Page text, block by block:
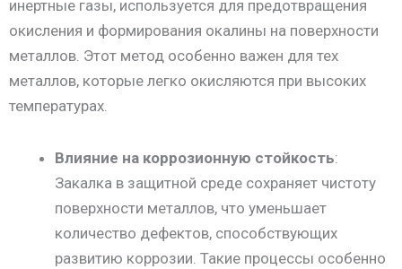
инертные газы, используется для предотвращения
окисления и формирования окалины на поверхности
металлов. Этот метод особенно важен для тех
металлов, которые легко окисляются при высоких
температурах.
Влияние на коррозионную стойкость:
Закалка в защитной среде сохраняет чистоту
поверхности металлов, что уменьшает
количество дефектов, способствующих
развитию коррозии. Такие процессы особенно